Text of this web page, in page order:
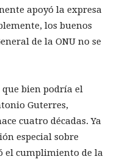
apoyó la expresa
los buenos
de la ONU no se
que bien podría el
Guterres,
cuatro décadas. Ya
especial sobre
el cumplimiento de la